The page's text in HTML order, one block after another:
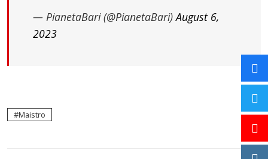
— PianetaBari (@PianetaBari)August 6,
2023
Maistro